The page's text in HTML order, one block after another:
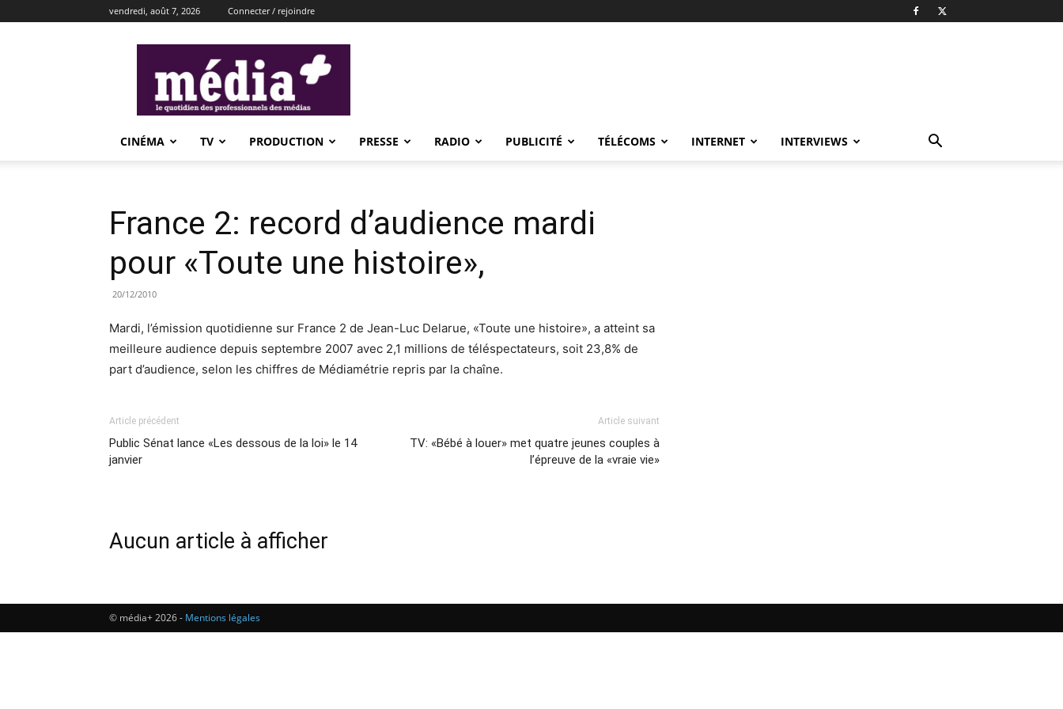
vendredi, août 7, 2026 Connecter / rejoindre
CINÉMA TV PRODUCTION PRESSE RADIO PUBLICITÉ TÉLÉCOMS INTERNET INTERVIEWS
France 2: record d’audience mardi
pour «Toute une histoire»,
20/12/2010
Mardi, l’émission quotidienne sur France 2 de Jean-Luc Delarue, «Toute une histoire», a atteint sa
meilleure audience depuis septembre 2007 avec 2,1 millions de téléspectateurs, soit 23,8% de
part d’audience, selon les chiffres de Médiamétrie repris par la chaîne.
Article précédent
Public Sénat lance «Les dessous de la loi» le 14
janvier
Article suivant
TV: «Bébé à louer» met quatre jeunes couples à
l’épreuve de la «vraie vie»
Aucun article à afficher
© média+ 2026 - Mentions légales